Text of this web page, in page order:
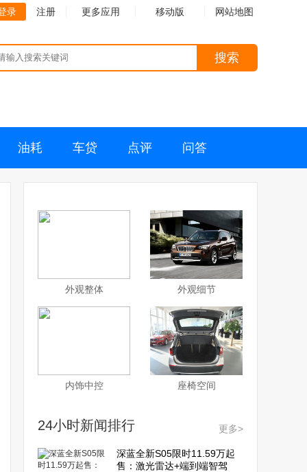
录 注册 更多应用 移动版 网站地图
搜索
油耗 车贷 点评 问答
外观整体 外观细节
内饰中控 座椅空间
24小时新闻排行 更多>
深蓝全新S05限时11.59万起
售：激光雷达+端到端智驾